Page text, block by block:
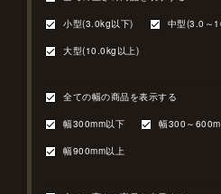
小型(3.0kg以下) 中型(3.0～
大型(10.0kg以上)
全ての幅の商品を表示する
幅300mm以下 幅300～
幅900mm以上